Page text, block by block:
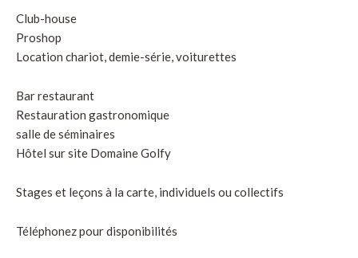
Club-house
Proshop
Location chariot, demie-série, voiturettes
Bar restaurant
Restauration gastronomique
salle de séminaires
Hôtel sur site Domaine Golfy
Stages et leçons à la carte, individuels ou collectifs
Téléphonez pour disponibilités